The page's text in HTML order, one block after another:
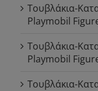
Τουβλάκια-
Playmobil
Τουβλάκια-
Playmobil
Τουβλάκια-